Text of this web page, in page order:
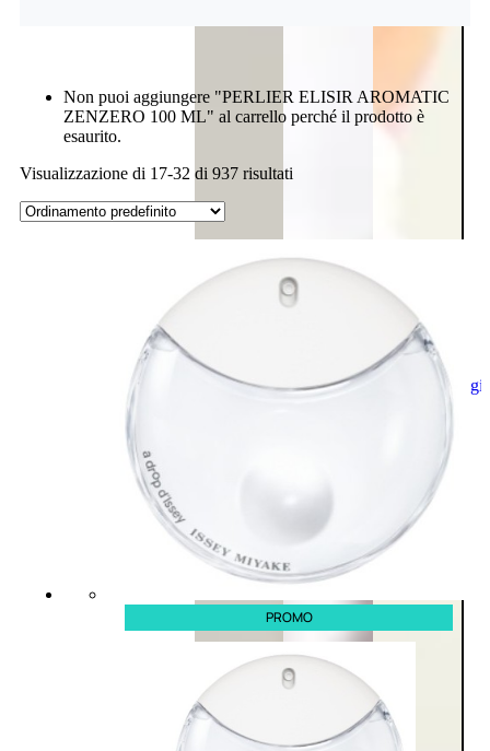
Aggiungi
Non puoi aggiungere "PERLIER ELISIR AROMATIC
ZENZERO 100 ML" al carrello perché il prodotto è
esaurito.
Visualizzazione di 17-32 di 937 risultati
PROMO